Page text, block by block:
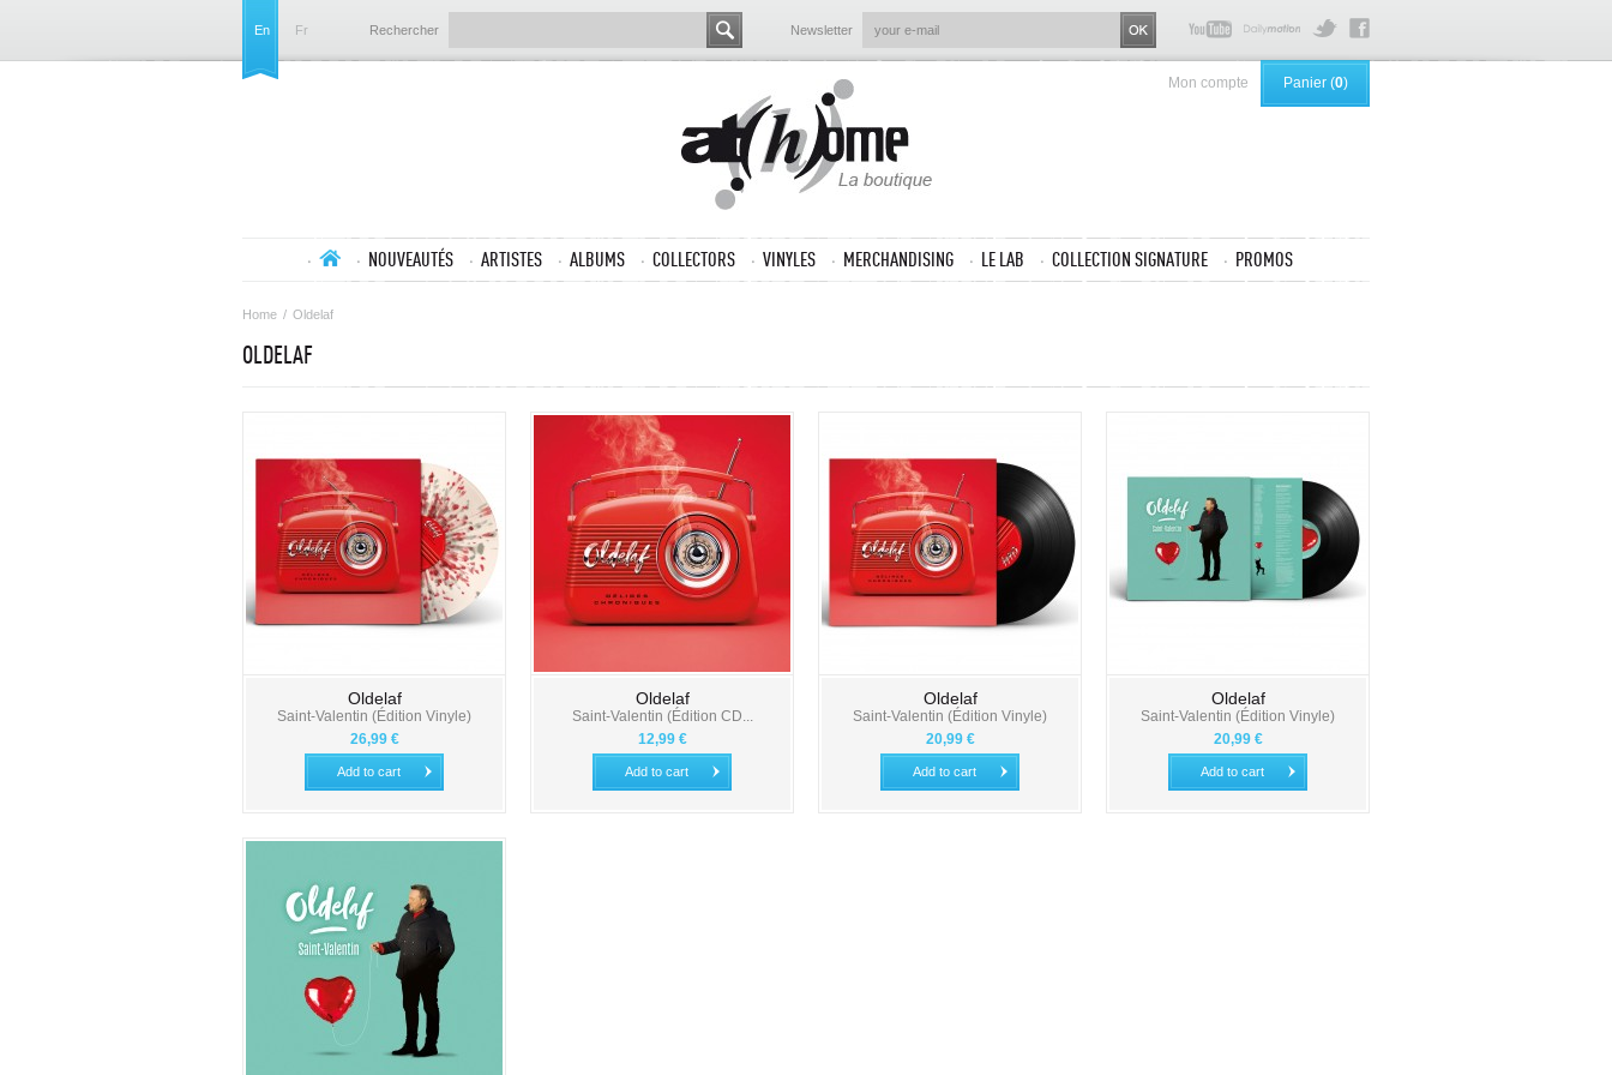
En Fr Rechercher Newsletter
Mon compte Panier (0)
NOUVEAUTÉS ARTISTES ALBUMS COLLECTORS VINYLES MERCHANDISING LE LAB COLLECTION SIGNATURE PROMOS
Home / Oldelaf
OLDELAF
Oldelaf
Saint-Valentin (Édition Vinyle)
26,99 €
Add to cart
Oldelaf
Saint-Valentin (Édition CD...
12,99 €
Add to cart
Oldelaf
Saint-Valentin (Édition Vinyle)
20,99 €
Add to cart
Oldelaf
Saint-Valentin (Édition Vinyle)
20,99 €
Add to cart